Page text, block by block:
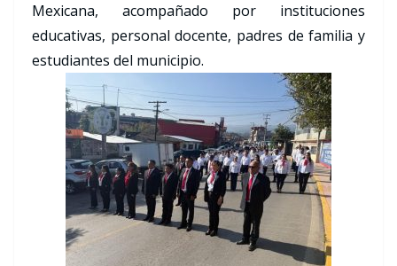
Mexicana, acompañado por instituciones
educativas, personal docente, padres de familia y
estudiantes del municipio.